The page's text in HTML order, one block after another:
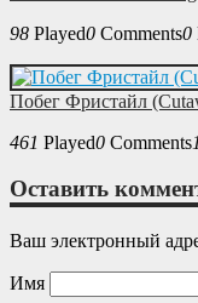
98 Played0 Comments0
Побег Фристайл
461 Played0 Comments1
Оставить
Ваш электронный
Имя